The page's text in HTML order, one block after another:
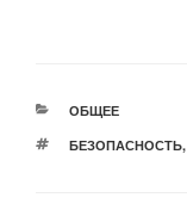
РУБРИКИ
ОБЩЕЕ
МЕТКИ
БЕЗОПАСНОСТЬ,